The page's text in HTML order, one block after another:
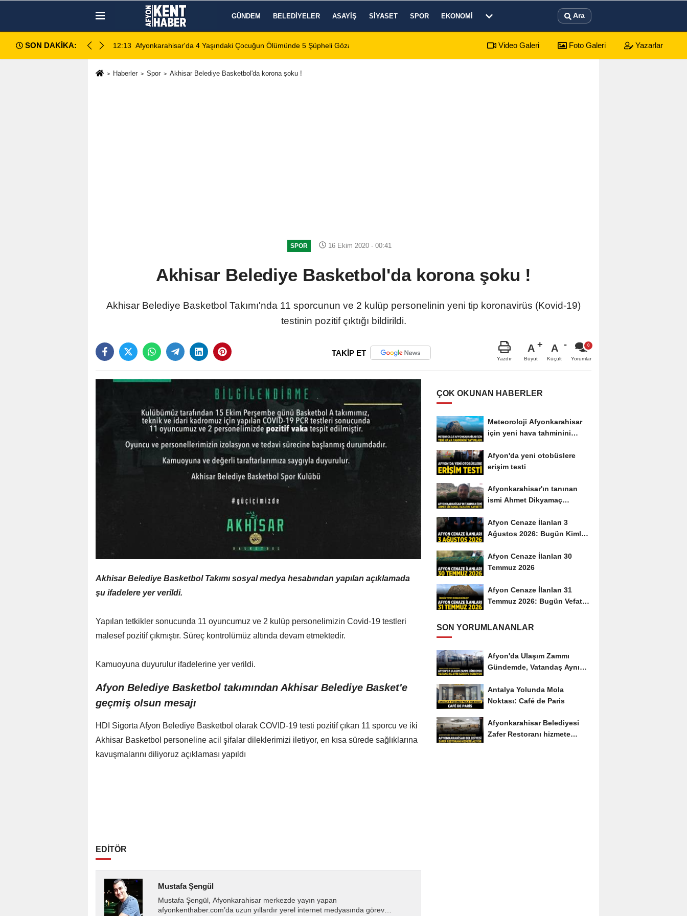
GÜNDEM BELEDIYELER ASAYIŞ SIYASET SPOR EKONOMI Ara
SON DAKİKA:
Ölümünde 5 Şüpheli Gözaltına Alındı12:10 Afyon Cenaze İlanları: 6 Ağustos 2026 Perşembe Afyonkarahisar’da mezarlıkta yaşamına son verdi 12:21
Video Galeri Foto Galeri Yazarlar
Haberler Spor Akhisar Belediye Basketbol'da korona şoku !
SPOR 16 Ekim 2020 - 00:41
Akhisar Belediye Basketbol'da korona şoku !
Akhisar Belediye Basketbol Takımı'nda 11 sporcunun ve 2 kulüp personelinin yeni tip koronavirüs (Kovid-19)
testinin pozitif çıktığı bildirildi.
TAKİP ET
Yazdır
A
Büyüt
A
Küçült Yorumlar
Akhisar Belediye Basketbol Takımı sosyal medya hesabından yapılan açıklamada
şu ifadelere yer verildi.
Yapılan tetkikler sonucunda 11 oyuncumuz ve 2 kulüp personelimizin Covid-19 testleri
malesef pozitif çıkmıştır. Süreç kontrolümüz altında devam etmektedir.
Kamuoyuna duyurulur ifadelerine yer verildi.
Afyon Belediye Basketbol takımından Akhisar Belediye Basket'e
geçmiş olsun mesajı
HDI Sigorta Afyon Belediye Basketbol olarak COVID-19 testi pozitif çıkan 11 sporcu ve iki
Akhisar Basketbol personeline acil şifalar dileklerimizi iletiyor, en kısa sürede sağlıklarına
kavuşmalarını diliyoruz açıklaması yapıldı
EDİTÖR
Mustafa Şengül
Mustafa Şengül, Afyonkarahisar merkezde yayın yapan
afyonkenthaber.com’da uzun yıllardır yerel internet medyasında görev
ÇOK OKUNAN HABERLER
Meteoroloji Afyonkarahisar
için yeni hava tahminini
Afyon'da yeni otobüslere
erişim testi
Afyonkarahisar'ın tanınan
ismi Ahmet Dikyamaç
Afyon Cenaze İlanları 3
Ağustos 2026: Bugün Kimler
Afyon Cenaze İlanları 30
Temmuz 2026
Afyon Cenaze İlanları 31
Temmuz 2026: Bugün Vefat
SON YORUMLANANLAR
Afyon'da Ulaşım Zammı
Gündemde, Vatandaş Aynı
Antalya Yolunda Mola
Noktası: Café de Paris
Afyonkarahisar Belediyesi
Zafer Restoranı hizmete